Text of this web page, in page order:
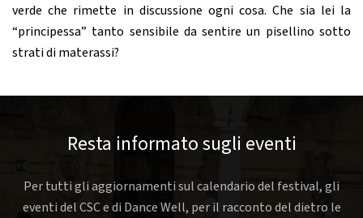
verde che rimette in discussione ogni cosa. Che sia lei la
“principessa” tanto sensibile da sentire un pisellino sotto
strati di materassi?
Resta informato sugli eventi
Per tutti gli aggiornamenti sul calendario del festival, gli
eventi del CSC e di Dance Well, per il racconto del dietro le